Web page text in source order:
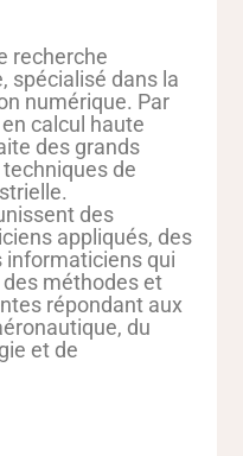
recherche
spécialisé dans la
numérique. Par
calcul haute
des grands
de
des
appliqués, des
informaticiens qui
méthodes et
répondant aux
du
et de